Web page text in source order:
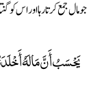
جو مال جمع کرتا رہا اور اس کو
يَحْسَبُ أَنَّ مَالَهُ